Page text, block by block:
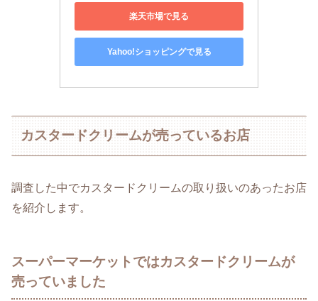
楽天市場で見る
Yahoo!ショッピングで見る
カスタードクリームが売っているお店
調査した中でカスタードクリームの取り扱いのあったお店
を紹介します。
スーパーマーケットではカスタードクリームが
売っていました